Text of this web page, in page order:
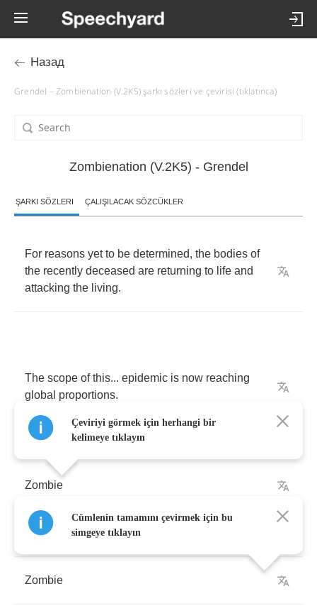
Назад
Grendel – Zombienation (V.2K5) şarkı sözleri ve çevirisi (tıklatınca)
Zombienation (V.2K5) - Grendel
ŞARKI SÖZLERI ÇALIŞILACAK SÖZCÜKLER
For reasons yet to be determined, the bodies of
the recently deceased are returning to life and
attacking the living.
The scope of this... epidemic is now reaching
global proportions.
Zombie
Zombie
Zombie
Çeviriyi görmek için herhangi bir
kelimeye tıklayın
Cümlenin tamamını çevirmek için bu
simgeye tıklayın